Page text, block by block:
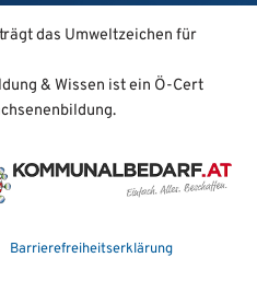
das Umweltzeichen für
& Wissen ist ein Ö-Cert
Barrierefreiheitserklärung